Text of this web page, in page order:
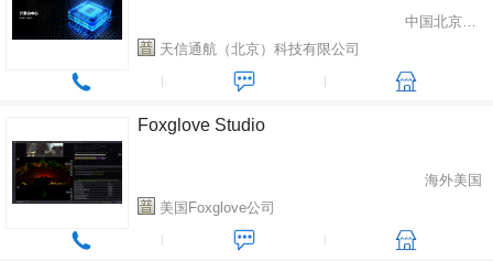
中国北京市海淀区
天信通航（北京）科技有限公司
Foxglove Studio
海外美国
美国Foxglove公司